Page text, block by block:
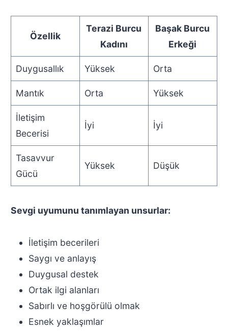
Özellik
Terazi Burcu
Kadını
Başak Burcu
Erkeği
Duygusallık Yüksek Orta
Mantık Orta Yüksek
İletişim
Becerisi
İyi İyi
Tasavvur
Gücü
Yüksek Düşük
Sevgi uyumunu tanımlayan unsurlar:
İletişim becerileri
Saygı ve anlayış
Duygusal destek
Ortak ilgi alanları
Sabırlı ve hoşgörülü olmak
Esnek yaklaşımlar